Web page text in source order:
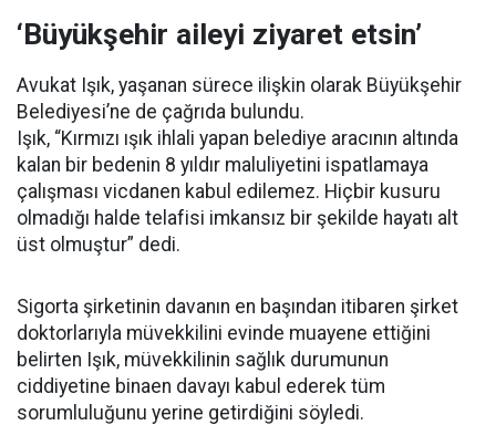
‘Büyükşehir aileyi ziyaret etsin’
Avukat Işık, yaşanan sürece ilişkin olarak Büyükşehir
Belediyesi’ne de çağrıda bulundu.
Işık, “Kırmızı ışık ihlali yapan belediye aracının altında
kalan bir bedenin 8 yıldır maluliyetini ispatlamaya
çalışması vicdanen kabul edilemez. Hiçbir kusuru
olmadığı halde telafisi imkansız bir şekilde hayatı alt
üst olmuştur” dedi.
Sigorta şirketinin davanın en başından itibaren şirket
doktorlarıyla müvekkilini evinde muayene ettiğini
belirten Işık, müvekkilinin sağlık durumunun
ciddiyetine binaen davayı kabul ederek tüm
sorumluluğunu yerine getirdiğini söyledi.